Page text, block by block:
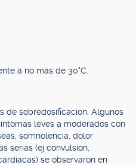
a no más de 30°C.
de sobredosificación. Algunos
leves a moderados con
somnolencia, dolor
serias (ej convulsión,
se observaron en